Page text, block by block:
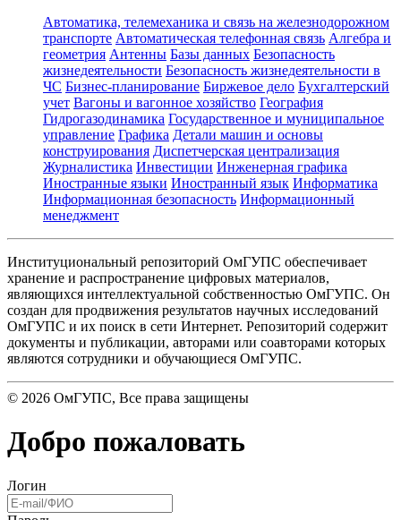
Автоматика, телемеханика и связь на железнодорожном
транспорте Автоматическая телефонная связь Алгебра и
геометрия Антенны Базы данных Безопасность
жизнедеятельности Безопасность жизнедеятельности в
ЧС Бизнес-планирование Биржевое дело Бухгалтерский
учет Вагоны и вагонное хозяйство География
Гидрогазодинамика Государственное и муниципальное
управление Графика Детали машин и основы
конструирования Диспетчерская централизация
Журналистика Инвестиции Инженерная графика
Иностранные языки Иностранный язык Информатика
Информационная безопасность Информационный
менеджмент
Институциональный репозиторий ОмГУПС обеспечивает
хранение и распространение цифровых материалов,
являющихся интеллектуальной собственностью ОмГУПС. Он
создан для продвижения результатов научных исследований
ОмГУПС и их поиск в сети Интернет. Репозиторий содержит
документы и публикации, авторами или соавторами которых
являются сотрудники и обучающиеся ОмГУПС.
© 2026 ОмГУПС, Все права защищены
Добро пожаловать
Логин